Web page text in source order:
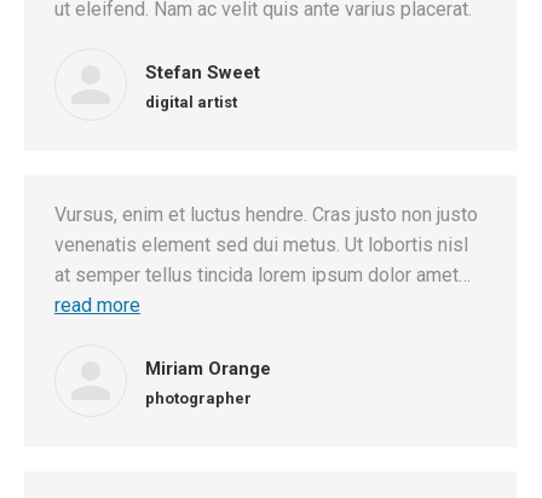
ut eleifend. Nam ac velit quis ante varius placerat.
Stefan Sweet
digital artist
Vursus, enim et luctus hendre. Cras justo non justo
venenatis element sed dui metus. Ut lobortis nisl
at semper tellus tincida lorem ipsum dolor amet…
read more
Miriam Orange
photographer